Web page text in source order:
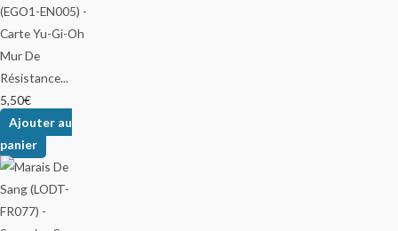
Mur De
Résistance...
5,50€
Ajouter au
panier